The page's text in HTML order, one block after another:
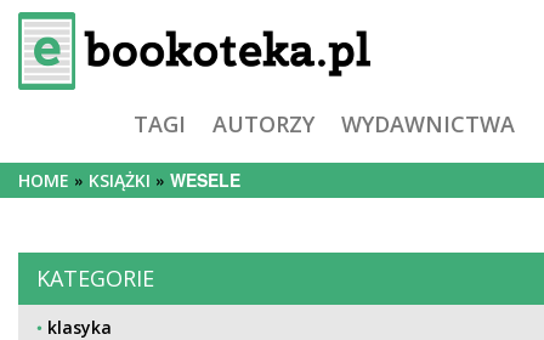
TAGI AUTORZY WYDAWNICTWA
HOME KSIĄŻKI WESELE
KATEGORIE
klasyka